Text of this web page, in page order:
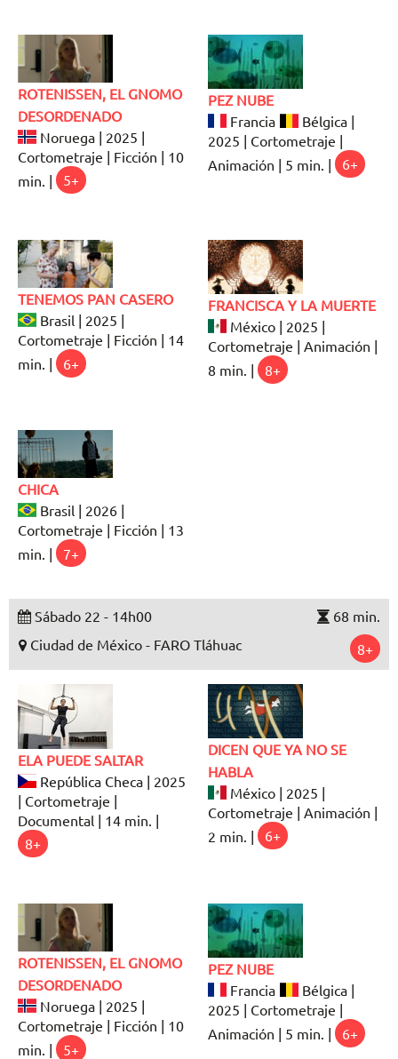
ROTENISSEN, EL GNOMO
DESORDENADO
Noruega | 2025 |
Cortometraje | Ficción | 10
min. |
5+
PEZ NUBE
Francia
Bélgica |
2025 | Cortometraje |
Animación | 5 min. |
6+
TENEMOS PAN CASERO
Brasil | 2025 |
Cortometraje | Ficción | 14
min. |
6+
FRANCISCA Y LA MUERTE
México | 2025 |
Cortometraje | Animación |
8 min. |
8+
CHICA
Brasil | 2026 |
Cortometraje | Ficción | 13
min. |
7+
Sábado 22 - 14h00
68 min.
Ciudad de México - FARO Tláhuac
8+
ELA PUEDE SALTAR
República Checa | 2025
| Cortometraje |
Documental | 14 min. |
8+
DICEN QUE YA NO SE
HABLA
México | 2025 |
Cortometraje | Animación |
2 min. |
6+
ROTENISSEN, EL GNOMO
DESORDENADO
Noruega | 2025 |
Cortometraje | Ficción | 10
min. |
5+
PEZ NUBE
Francia
Bélgica |
2025 | Cortometraje |
Animación | 5 min. |
6+